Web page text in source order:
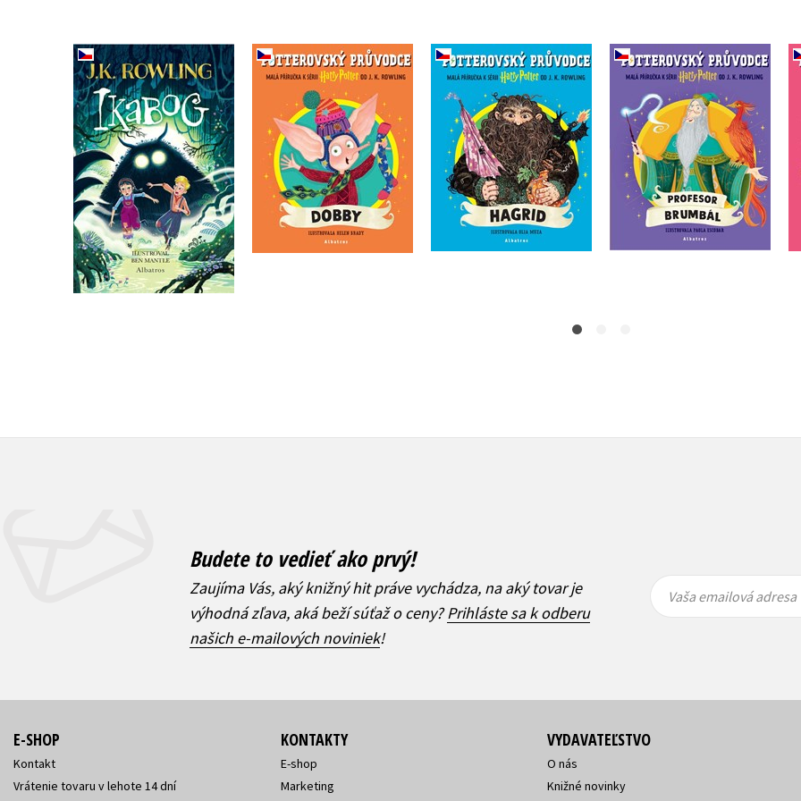
Ikabog s ilustracemi
Bena Mantla
J.K. Rowling
Do košíka
15,72 €
Potterovský průvodce:
Dobby
J.K. Rowling
Do košíka
Potterovský průvodce:
Hagrid
J.K. Rowling
Do košíka
10,19 €
Potterovský průvodce:
Profesor Brumbál
J.K. Rowling
Do košíka
Budete to vedieť ako prvý!
Zaujíma Vás, aký knižný hit práve vychádza, na aký tovar je
výhodná zľava, aká beží súťaž o ceny?Prihláste sa k odberu
našich e-mailových noviniek!
Vaša
emailová
Vaša
emailová
Vaša emailová adresa
E-SHOP
Kontakt
Vrátenie tovaru v lehote 14 dní
KONTAKTY
E-shop
Marketing
VYDAVATEĽSTVO
O nás
Knižné novinky